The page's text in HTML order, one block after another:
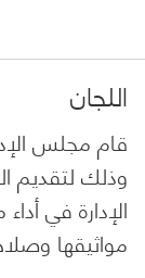
اللجان
قام مجلس
وذلك لتقديم
الإدارة في
مواثيقها